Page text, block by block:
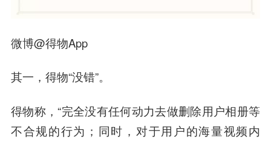
微博@得物App
其一，得物“没错”。
得物称，“完全没有任何动力去做删除用户相册等
不合规的行为；同时，对于用户的海量视频内